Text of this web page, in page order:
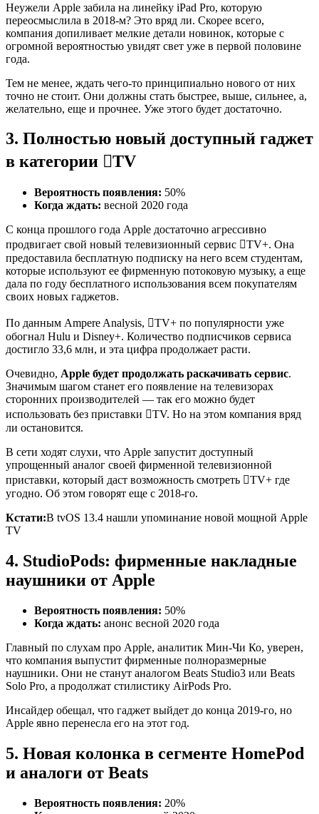
Неужели Apple забила на линейку iPad Pro, которую
переосмыслила в 2018-м? Это вряд ли. Скорее всего,
компания допиливает мелкие детали новинок, которые с
огромной вероятностью увидят свет уже в первой половине
года.
Тем не менее, ждать чего-то принципиально нового от них
точно не стоит. Они должны стать быстрее, выше, сильнее, а,
желательно, еще и прочнее. Уже этого будет достаточно.
3. Полностью новый доступный гаджет
в категории TV
Вероятность появления: 50%
Когда ждать: весной 2020 года
С конца прошлого года Apple достаточно агрессивно
продвигает свой новый телевизионный сервис TV+. Она
предоставила бесплатную подписку на него всем студентам,
которые используют ее фирменную потоковую музыку, а еще
дала по году бесплатного использования всем покупателям
своих новых гаджетов.
По данным Ampere Analysis, TV+ по популярности уже
обогнал Hulu и Disney+. Количество подписчиков сервиса
достигло 33,6 млн, и эта цифра продолжает расти.
Очевидно, Apple будет продолжать раскачивать сервис.
Значимым шагом станет его появление на телевизорах
сторонних производителей — так его можно будет
использовать без приставки TV. Но на этом компания вряд
ли остановится.
В сети ходят слухи, что Apple запустит доступный
упрощенный аналог своей фирменной телевизионной
приставки, который даст возможность смотреть TV+ где
угодно. Об этом говорят еще с 2018-го.
Кстати:В tvOS 13.4 нашли упоминание новой мощной Apple
TV
4. StudioPods: фирменные накладные
наушники от Apple
Вероятность появления: 50%
Когда ждать: анонс весной 2020 года
Главный по слухам про Apple, аналитик Мин-Чи Ко, уверен,
что компания выпустит фирменные полноразмерные
наушники. Они не станут аналогом Beats Studio3 или Beats
Solo Pro, а продолжат стилистику AirPods Pro.
Инсайдер обещал, что гаджет выйдет до конца 2019-го, но
Apple явно перенесла его на этот год.
5. Новая колонка в сегменте HomePod
и аналоги от Beats
Вероятность появления: 20%